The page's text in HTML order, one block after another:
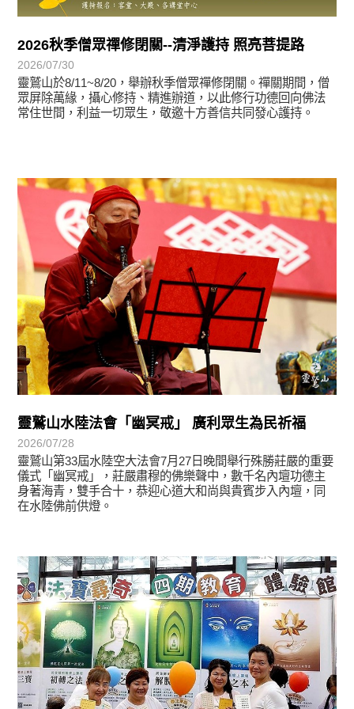
2026秋季僧眾禪修閉關--清淨護持 照亮菩提路
2026/07/30
靈鷲山於8/11~8/20，舉辦秋季僧眾禪修閉關。禪關期間，僧
眾屏除萬緣，攝心修持、精進辦道，以此修行功德回向佛法
常住世間，利益一切眾生，敬邀十方善信共同發心護持。
靈鷲山水陸法會「幽冥戒」 廣利眾生為民祈福
2026/07/28
靈鷲山第33屆水陸空大法會7月27日晚間舉行殊勝莊嚴的重要
儀式「幽冥戒」，莊嚴肅穆的佛樂聲中，數千名內壇功德主
身著海青，雙手合十，恭迎心道大和尚與貴賓步入內壇，同
在水陸佛前供燈。
學習分享
學習分享